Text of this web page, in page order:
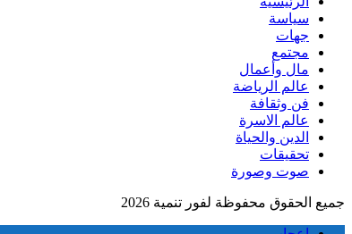
سياسة
جهات
مجتمع
مال وأعمال
عالم الرياضة
فن وثقافة
عالم الاسرة
الدين والحياة
تحقيقات
صوت وصورة
جميع الحقوق محفوظة لفور تنمية 2026